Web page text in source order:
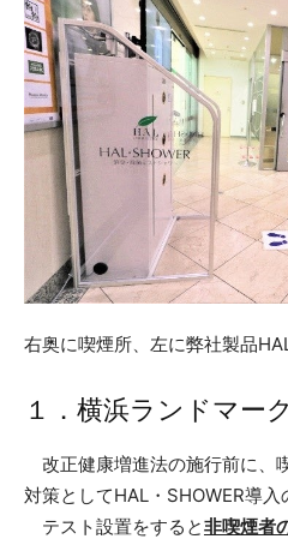
右奥に喫煙所、左に弊社製品
１．横浜ランドマー
改正健康増進法の施行前に、
対策としてHAL・SHOWER導入
テスト設置をすると非喫煙者